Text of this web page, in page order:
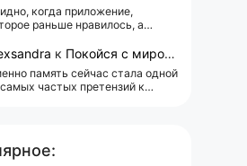
когда приложение,
раньше нравилось, а
к Покойся с миром, Character.AI. Тебя убили собственные разработчики
память сейчас стала одной
самых частых претензий к